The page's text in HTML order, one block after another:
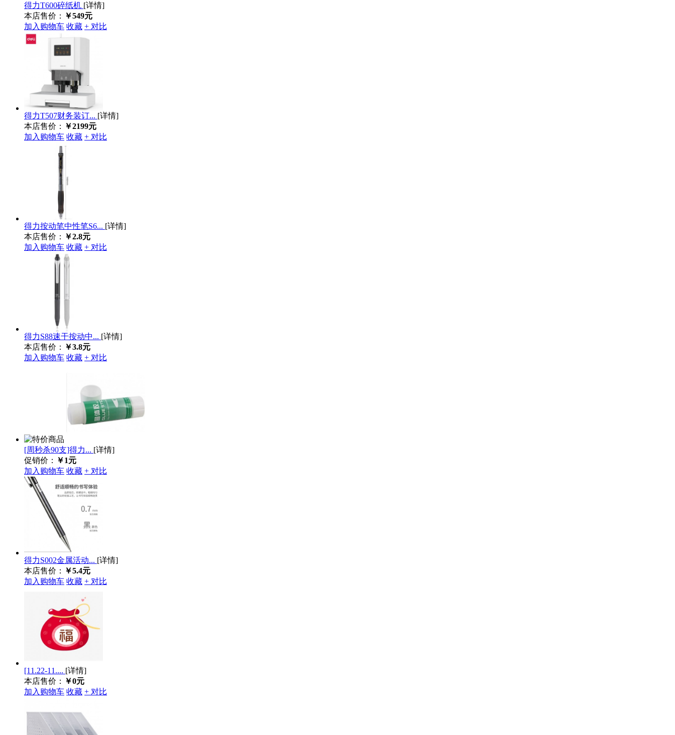
得力T600碎纸机 [详情]
本店售价： ￥549元
加入购物车 收藏 + 对比
得力T507财务装订... [详情]
本店售价： ￥2199元
加入购物车 收藏 + 对比
得力按动笔中性笔S6... [详情]
本店售价： ￥2.8元
加入购物车 收藏 + 对比
得力S88速干按动中... [详情]
本店售价： ￥3.8元
加入购物车 收藏 + 对比
[周秒杀90支]得力... [详情]
促销价： ￥1元
加入购物车 收藏 + 对比
得力S002金属活动... [详情]
本店售价： ￥5.4元
加入购物车 收藏 + 对比
[11.22-11.... [详情]
本店售价： ￥0元
加入购物车 收藏 + 对比